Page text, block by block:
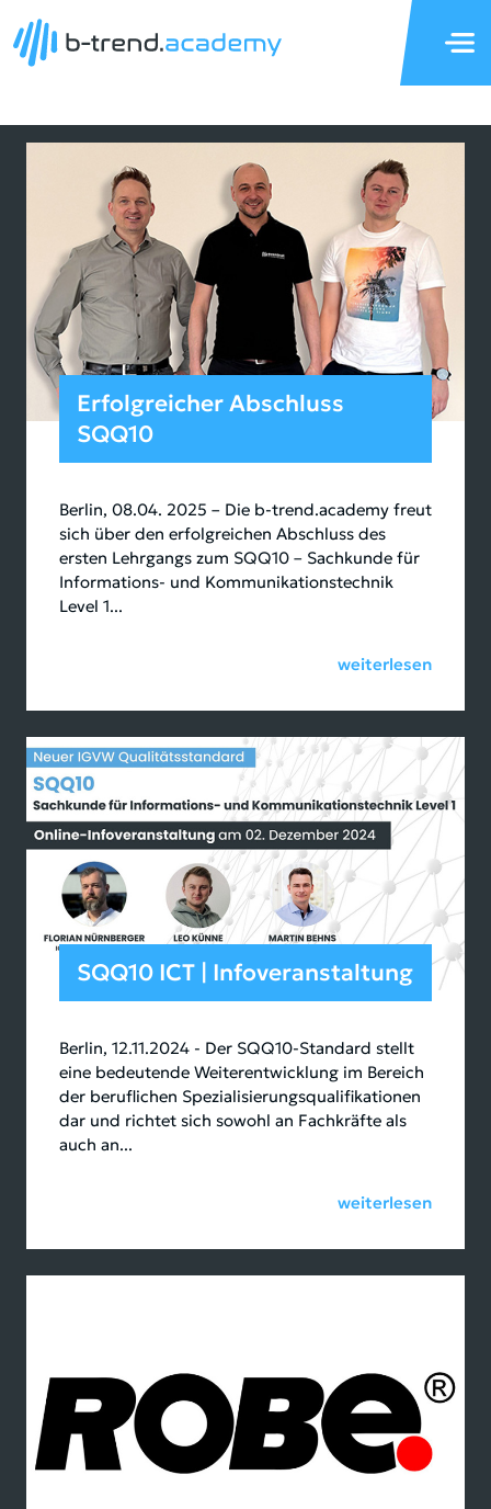
Erfolgreicher Abschluss
SQQ10
Berlin, 08.04. 2025 – Die b-trend.academy freut
sich über den erfolgreichen Abschluss des
ersten Lehrgangs zum SQQ10 – Sachkunde für
Informations- und Kommunikationstechnik
Level 1...
weiterlesen
SQQ10 ICT | Infoveranstaltung
Berlin, 12.11.2024 - Der SQQ10-Standard stellt
eine bedeutende Weiterentwicklung im Bereich
der beruflichen Spezialisierungsqualifikationen
dar und richtet sich sowohl an Fachkräfte als
auch an...
weiterlesen